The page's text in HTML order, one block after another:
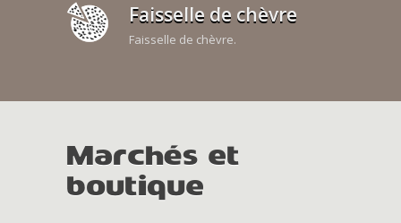
Faisselle de chèvre
Faisselle de chèvre.
Marchés et
boutique